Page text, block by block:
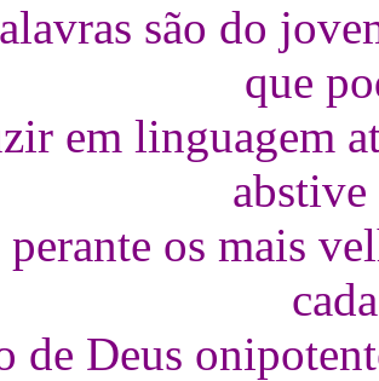
são do
que
em linguagem
os mais
de Deus